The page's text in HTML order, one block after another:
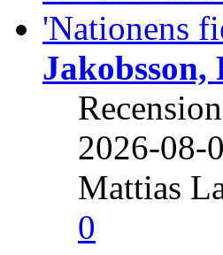
Recension
2026-08-
Mattias
0